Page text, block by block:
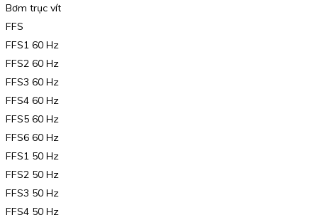
Bơm trục vít
FFS
FFS1 60 Hz
FFS2 60 Hz
FFS3 60 Hz
FFS4 60 Hz
FFS5 60 Hz
FFS6 60 Hz
FFS1 50 Hz
FFS2 50 Hz
FFS3 50 Hz
FFS4 50 Hz